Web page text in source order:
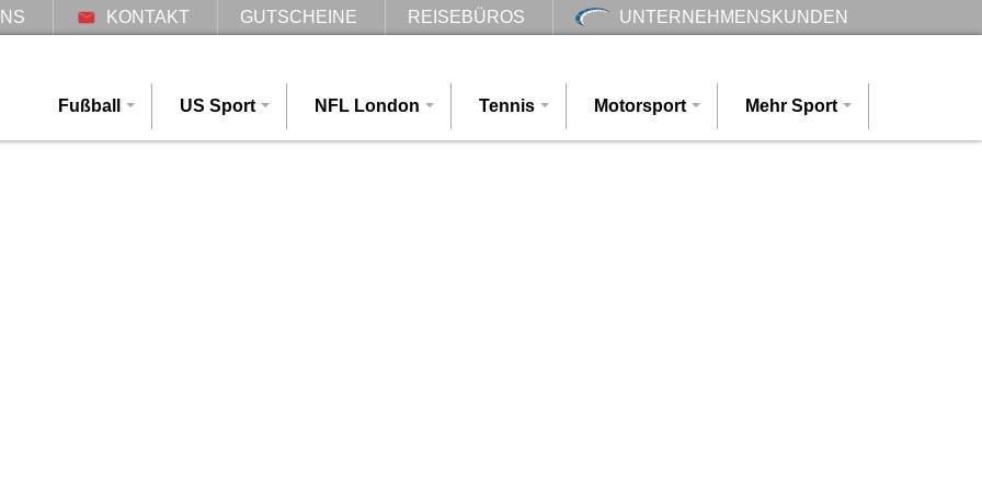
KONTAKT GUTSCHEINE REISEBÜROS UNTERNEHMENSKUNDEN
Fußball US Sport NFL London Tennis Motorsport Mehr Sport